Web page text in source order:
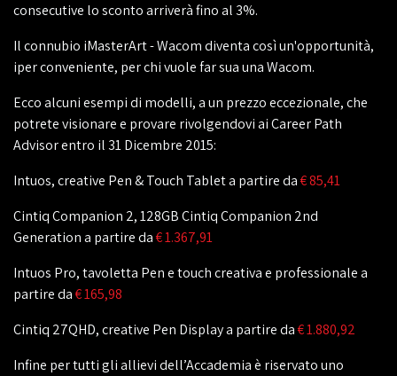
consecutive lo sconto arriverà fino al 3%.
Il connubio iMasterArt - Wacom diventa così un'opportunità,
iper conveniente, per chi vuole far sua una Wacom.
Ecco alcuni esempi di modelli, a un prezzo eccezionale, che
potrete visionare e provare rivolgendovi ai Career Path
Advisor entro il 31 Dicembre 2015:
Intuos, creative Pen & Touch Tablet a partire da€ 85,41
Cintiq Companion 2, 128GB Cintiq Companion 2nd
Generation a partire da€ 1.367,91
Intuos Pro, tavoletta Pen e touch creativa e professionale a
partire da€ 165,98
Cintiq 27QHD, creative Pen Display a partire da€ 1.880,92
Infine per tutti gli allievi dell’Accademia è riservato uno